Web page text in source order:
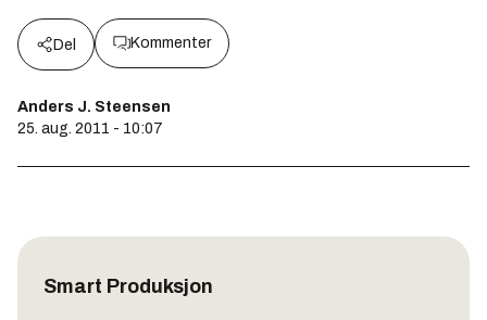
Del Kommenter
Anders J. Steensen
25. aug. 2011 - 10:07
Smart Produksjon